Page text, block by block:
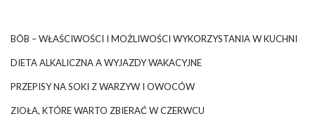
BÓB – WŁAŚCIWOŚCI I MOŻLIWOŚCI WYKORZYSTANIA W KUCHNI
DIETA ALKALICZNA A WYJAZDY WAKACYJNE
PRZEPISY NA SOKI Z WARZYW I OWOCÓW
ZIOŁA, KTÓRE WARTO ZBIERAĆ W CZERWCU